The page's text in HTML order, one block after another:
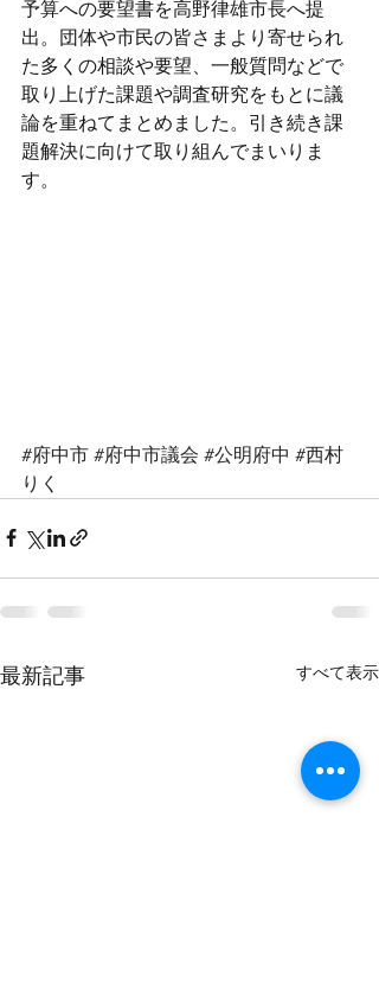
予算への要望書を高野律雄市長へ提
出。団体や市民の皆さまより寄せられ
た多くの相談や要望、一般質問などで
取り上げた課題や調査研究をもとに議
論を重ねてまとめました。引き続き課
題解決に向けて取り組んでまいりま
す。
#府中市 #府中市議会 #公明府中 #西村
りく
最新記事 すべて表示